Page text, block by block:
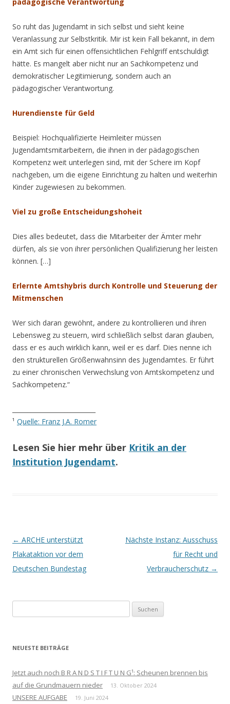
So ruht das Jugendamt in sich selbst und sieht keine
Veranlassung zur Selbstkritik. Mir ist kein Fall bekannt, in dem
ein Amt sich für einen offensichtlichen Fehlgriff entschuldigt
hätte. Es mangelt aber nicht nur an Sachkompetenz und
demokratischer Legitimierung, sondern auch an
pädagogischer Verantwortung.
Hurendienste für Geld
Beispiel: Hochqualifizierte Heimleiter müssen
Jugendamtsmitarbeitern, die ihnen in der pädagogischen
Kompetenz weit unterlegen sind, mit der Schere im Kopf
nachgeben, um die eigene Einrichtung zu halten und weiterhin
Kinder zugewiesen zu bekommen.
Viel zu große Entscheidungshoheit
Dies alles bedeutet, dass die Mitarbeiter der Ämter mehr
dürfen, als sie von ihrer persönlichen Qualifizierung her leisten
können. […]
Erlernte Amtshybris durch Kontrolle und Steuerung der
Mitmenschen
Wer sich daran gewöhnt, andere zu kontrollieren und ihren
Lebensweg zu steuern, wird schließlich selbst daran glauben,
dass er es auch wirklich kann, weil er es darf. Dies nenne ich
den strukturellen Größenwahnsinn des Jugendamtes. Er führt
zu einer chronischen Verwechslung von Amtskompetenz und
Sachkompetenz.“
¹ Quelle: Franz J.A. Romer
Lesen Sie hier mehr über Kritik an der
Institution Jugendamt.
Beitrags-
Navigation
← ARCHE unterstützt
Plakataktion vor dem
Deutschen Bundestag
Nächste Instanz: Ausschuss
für Recht und
Verbraucherschutz →
nach:
NEUESTE BEITRÄGE
Jetzt auch noch B R A N D S T I F T U N G¹: Scheunen brennen bis
auf die Grundmauern nieder
13. Oktober 2024
UNSERE AUFGABE 19. Juni 2024